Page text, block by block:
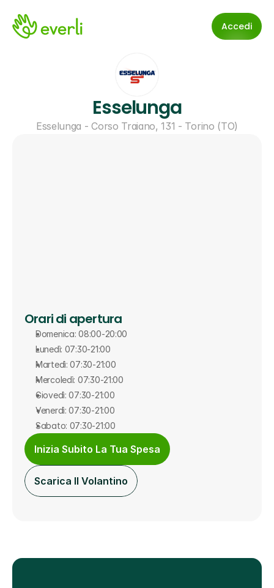
Accedi
Esselunga
Esselunga - Corso Traiano, 131 - Torino (TO)
Orari di apertura
Domenica: 08:00-20:00
Lunedì: 07:30-21:00
Martedì: 07:30-21:00
Mercoledì: 07:30-21:00
Giovedì: 07:30-21:00
Venerdì: 07:30-21:00
Sabato: 07:30-21:00
Inizia Subito La Tua Spesa
Scarica Il Volantino